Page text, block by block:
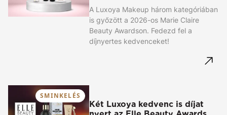
A Luxoya Makeup három kategóriában
is győzött a 2026-os Marie Claire
Beauty Awardson. Fedezd fel a
díjnyertes kedvenceket!
SMINKELÉS
Két Luxoya kedvenc is díjat